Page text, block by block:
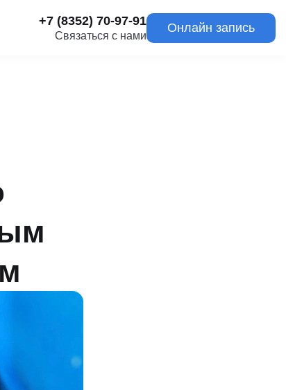
+7 (8352) 70-97-91
Связаться с нами
Онлайн запись